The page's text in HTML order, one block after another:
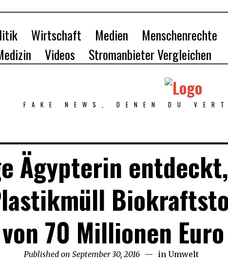
Wirtschaft Medien Menschenrechte
Videos Stromanbieter Vergleichen
FAKE NEWS, DENEN DU
Ägypterin
70 Millionen
Published on September 30, 2016 September
in Umwelt